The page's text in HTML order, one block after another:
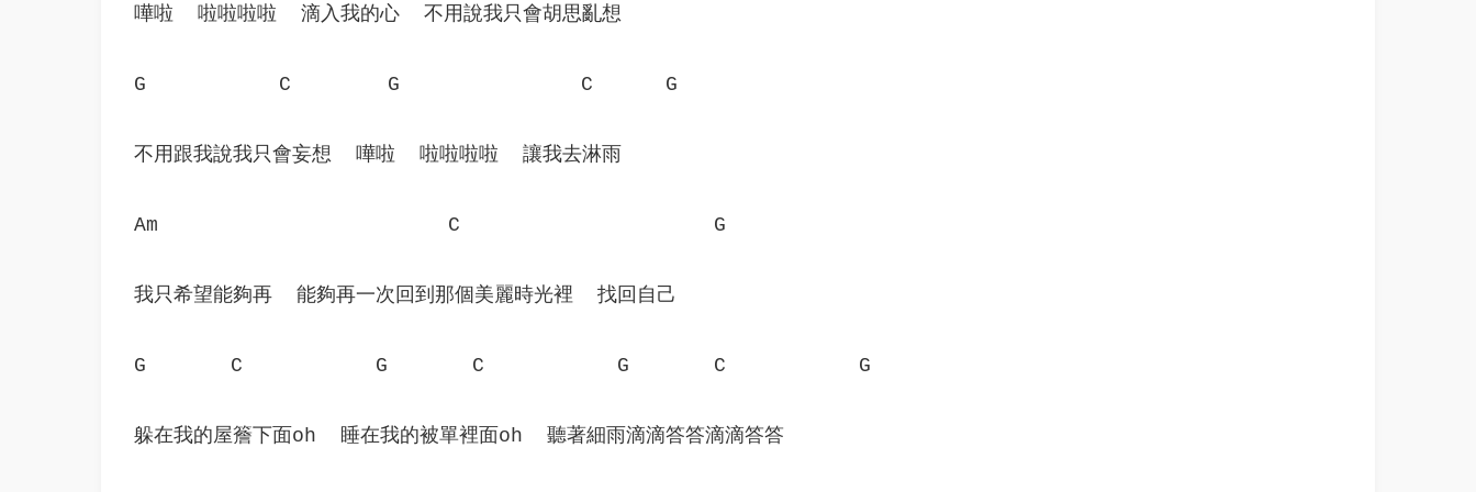
嘩啦  啦啦啦啦  滴入我的心  不用說我只會胡思亂想
G           C        G               C      G
不用跟我說我只會妄想  嘩啦  啦啦啦啦  讓我去淋雨
Am                        C                     G
我只希望能夠再  能夠再一次回到那個美麗時光裡  找回自己
G       C           G       C           G       C           G
躲在我的屋簷下面oh  睡在我的被單裡面oh  聽著細雨滴滴答答滴滴答答